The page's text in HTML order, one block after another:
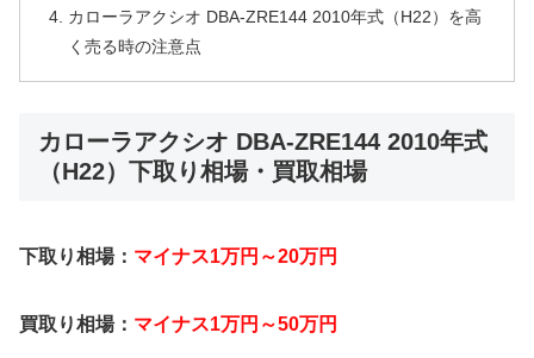
カローラアクシオ DBA-ZRE144 2010年式（H22）を高
く売る時の注意点
カローラアクシオ DBA-ZRE144 2010年式
（H22）下取り相場・買取相場
下取り相場： マイナス1万円～20万円
買取り相場： マイナス1万円～50万円